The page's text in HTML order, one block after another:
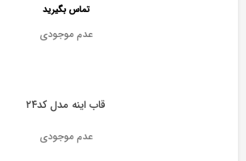
تماس بگیرید
عدم موجودی
قاب اینه مدل کد۲۴
عدم موجودی